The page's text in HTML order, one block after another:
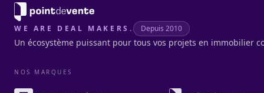
WE ARE DEAL MAKERS. Depuis 2010
Un écosystème puissant pour tous vos projets en immobilier
NOS MARQUES